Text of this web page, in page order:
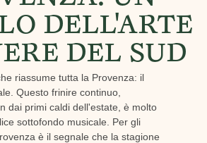
DELL'ARTE
DEL SUD
riassume tutta la Provenza: il
Questo frinire continuo,
dai primi caldi dell'estate, è molto
sottofondo musicale. Per gli
è il segnale che la stagione